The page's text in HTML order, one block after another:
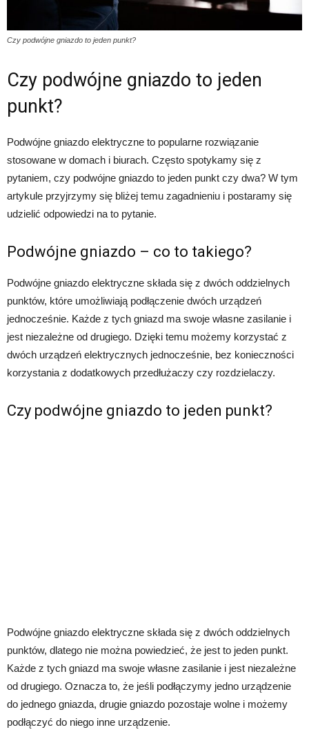
Czy podwójne gniazdo to jeden punkt?
Czy podwójne gniazdo to jeden
punkt?
Podwójne gniazdo elektryczne to popularne rozwiązanie
stosowane w domach i biurach. Często spotykamy się z
pytaniem, czy podwójne gniazdo to jeden punkt czy dwa? W tym
artykule przyjrzymy się bliżej temu zagadnieniu i postaramy się
udzielić odpowiedzi na to pytanie.
Podwójne gniazdo – co to takiego?
Podwójne gniazdo elektryczne składa się z dwóch oddzielnych
punktów, które umożliwiają podłączenie dwóch urządzeń
jednocześnie. Każde z tych gniazd ma swoje własne zasilanie i
jest niezależne od drugiego. Dzięki temu możemy korzystać z
dwóch urządzeń elektrycznych jednocześnie, bez konieczności
korzystania z dodatkowych przedłużaczy czy rozdzielaczy.
Czy podwójne gniazdo to jeden punkt?
Podwójne gniazdo elektryczne składa się z dwóch oddzielnych
punktów, dlatego nie można powiedzieć, że jest to jeden punkt.
Każde z tych gniazd ma swoje własne zasilanie i jest niezależne
od drugiego. Oznacza to, że jeśli podłączymy jedno urządzenie
do jednego gniazda, drugie gniazdo pozostaje wolne i możemy
podłączyć do niego inne urządzenie.